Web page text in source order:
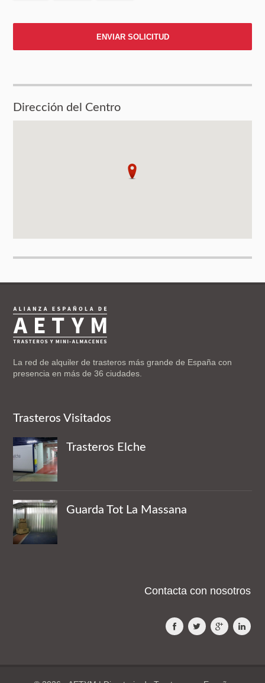
Dirección del Centro
La red de alquiler de trasteros más grande de España con
presencia en más de 36 ciudades.
Trasteros Visitados
Trasteros Elche
Guarda Tot La Massana
Contacta con nosotros